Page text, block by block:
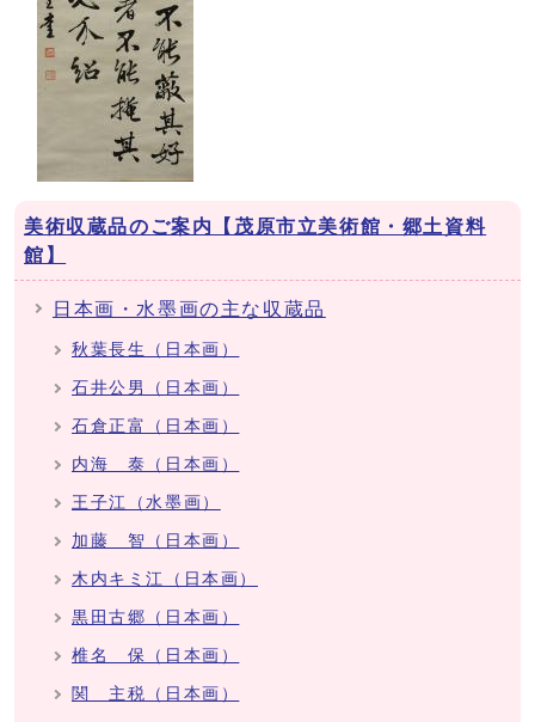
美術収蔵品のご案内【茂原市立美術館・郷土資料
館】
日本画・水墨画の主な収蔵品
秋葉長生（日本画）
石井公男（日本画）
石倉正富（日本画）
内海 泰（日本画）
王子江（水墨画）
加藤 智（日本画）
木内キミ江（日本画）
黒田古郷（日本画）
椎名 保（日本画）
関 主税（日本画）